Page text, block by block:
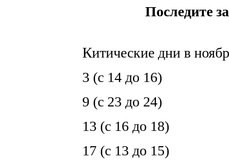
Последите
Китические дни в
3 (с 14 до 16)
9 (с 23 до 24)
13 (с 16 до 18)
17 (с 13 до 15)